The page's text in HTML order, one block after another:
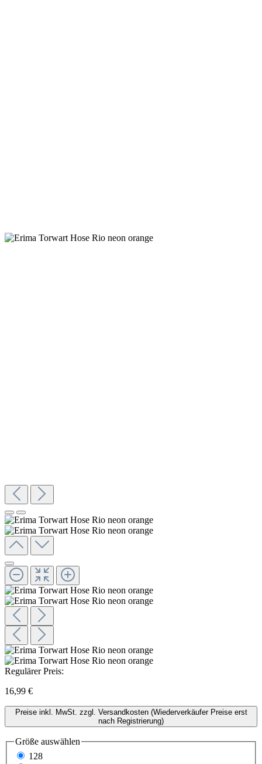
Regulärer Preis:
16,99 €
Preise inkl. MwSt. zzgl. Versandkosten (Wiederverkäufer Preise erst
nach Registrierung)
Größe auswählen
128